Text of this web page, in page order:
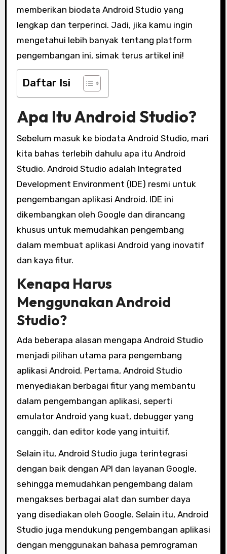
memberikan biodata Android Studio yang
lengkap dan terperinci. Jadi, jika kamu ingin
mengetahui lebih banyak tentang platform
pengembangan ini, simak terus artikel ini!
Daftar Isi
Apa Itu Android Studio?
Sebelum masuk ke biodata Android Studio, mari
kita bahas terlebih dahulu apa itu Android
Studio. Android Studio adalah Integrated
Development Environment (IDE) resmi untuk
pengembangan aplikasi Android. IDE ini
dikembangkan oleh Google dan dirancang
khusus untuk memudahkan pengembang
dalam membuat aplikasi Android yang inovatif
dan kaya fitur.
Kenapa Harus
Menggunakan Android
Studio?
Ada beberapa alasan mengapa Android Studio
menjadi pilihan utama para pengembang
aplikasi Android. Pertama, Android Studio
menyediakan berbagai fitur yang membantu
dalam pengembangan aplikasi, seperti
emulator Android yang kuat, debugger yang
canggih, dan editor kode yang intuitif.
Selain itu, Android Studio juga terintegrasi
dengan baik dengan API dan layanan Google,
sehingga memudahkan pengembang dalam
mengakses berbagai alat dan sumber daya
yang disediakan oleh Google. Selain itu, Android
Studio juga mendukung pengembangan aplikasi
dengan menggunakan bahasa pemrograman